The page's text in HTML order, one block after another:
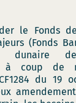
le Fonds
(Fonds
dunaire
coup de
du 19